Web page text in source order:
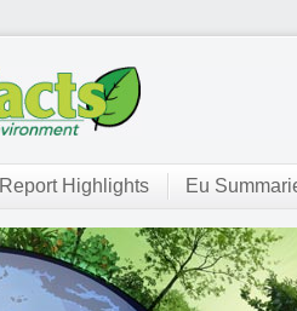
Report Highlights Eu